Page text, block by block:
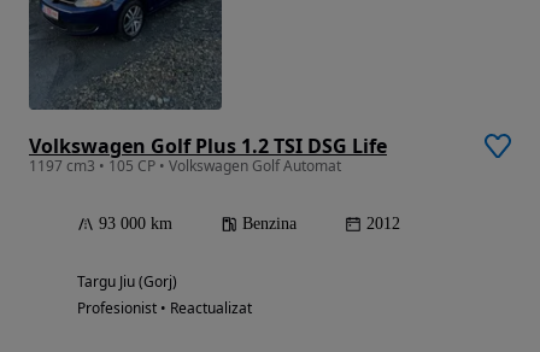
Volkswagen Golf Plus 1.2 TSI DSG Life
1197 cm3 • 105 CP • Volkswagen Golf Automat
93 000 km Benzina 2012
Targu Jiu (Gorj)
Profesionist • Reactualizat